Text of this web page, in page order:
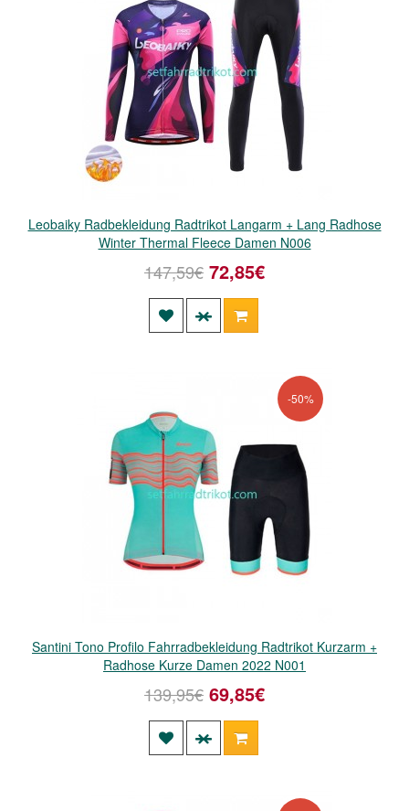
Leobaiky Radbekleidung Radtrikot Langarm + Lang Radhose
Winter Thermal Fleece Damen N006
147,59€ 72,85€
-50%
Santini Tono Profilo Fahrradbekleidung Radtrikot Kurzarm +
Radhose Kurze Damen 2022 N001
139,95€ 69,85€